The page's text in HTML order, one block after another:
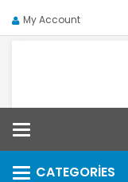
My Account
CATEGORIES